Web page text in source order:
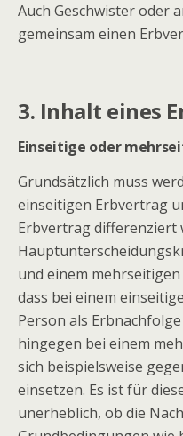
Auch Geschwister oder
gemeinsam einen
3. Inhalt eines
Einseitige oder
Grundsätzlich muss
einseitigen Erbvertrag
Erbvertrag differenziert
und einem
dass bei einem
Person als
hingegen bei einem
sich beispielsweise
einsetzen. Es ist für
unerheblich, ob die